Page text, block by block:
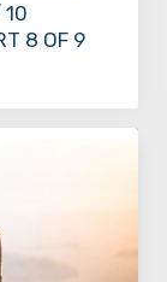
8 OF 9